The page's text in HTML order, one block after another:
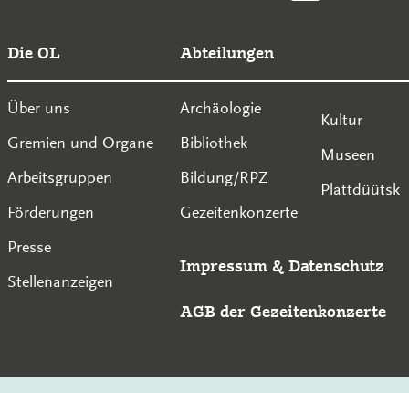
Die OL
Über uns
Gremien und Organe
Arbeitsgruppen
Förderungen
Presse
Stellenanzeigen
Abteilungen
Archäologie
Bibliothek
Bildung/RPZ
Gezeitenkonzerte
Kultur
Museen
Plattdüütsk
Impressum & Datenschutz
AGB der Gezeitenkonzerte